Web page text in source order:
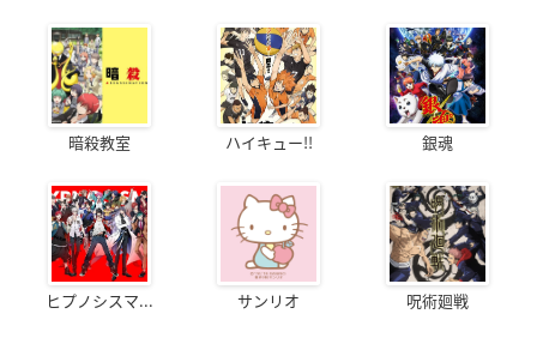
暗殺教室 ハイキュー!! 銀魂
ヒプノシスマ... サンリオ 呪術廻戦